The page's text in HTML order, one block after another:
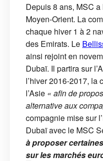
Depuis 8 ans, MSC
Moyen-Orient. La
chaque hiver 1 à 2
des Emirats. Le
ainsi rejoint en
Dubaï. Il partira sur
l’hiver 2016-2017, la
l’Asie « afin de
alternative aux
compagnie mise sur
Dubaï avec le MSC
à proposer
sur les marchés